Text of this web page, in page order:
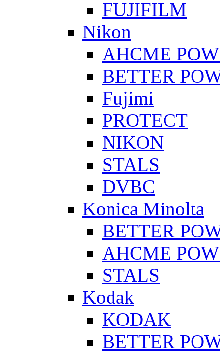
FUJIFILM
Nikon
AHCME
BETTER
Fujimi
PROTECT
NIKON
STALS
DVBC
Konica Minolta
BETTER
AHCME
STALS
Kodak
KODAK
BETTER